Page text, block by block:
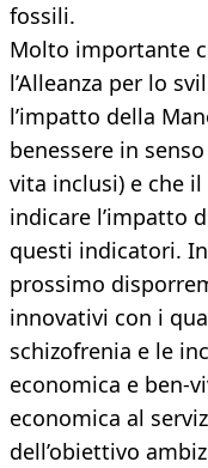
fossili.
Molto importante
l’Alleanza per lo
l’impatto della
benessere in
vita inclusi) e che
indicare l’impatto
questi indicatori.
prossimo
innovativi con i
schizofrenia e le
economica e ben-
economica al
dell’obiettivo